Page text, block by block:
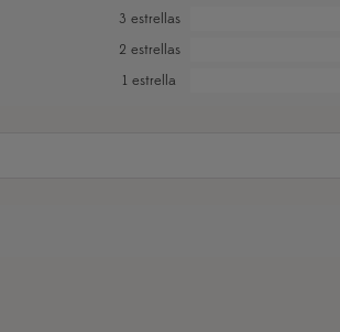
3 estrellas
2 estrellas
1 estrella